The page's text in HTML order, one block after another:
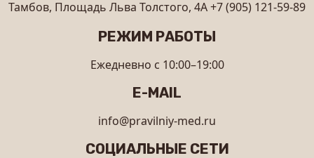
Тамбов, Площадь Льва Толстого, 4А+7 (905) 121-59-89
РЕЖИМ РАБОТЫ
Ежедневно с 10:00–19:00
E-MAIL
info@pravilniy-med.ru
СОЦИАЛЬНЫЕ СЕТИ